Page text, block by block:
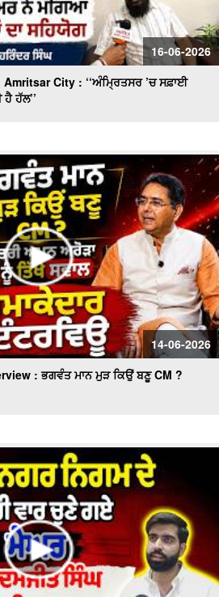
16-06-2026
City : ‘‘ਅੰਮ੍ਰਿਤਸਰ ’ਚ ਸਫ਼ਾਈ
ਹੱਲ’’
14-06-2026
: ਭਗਵੰਤ ਮਾਨ ਮੁੜ ਕਿਉਂ ਬਣੂ CM ?